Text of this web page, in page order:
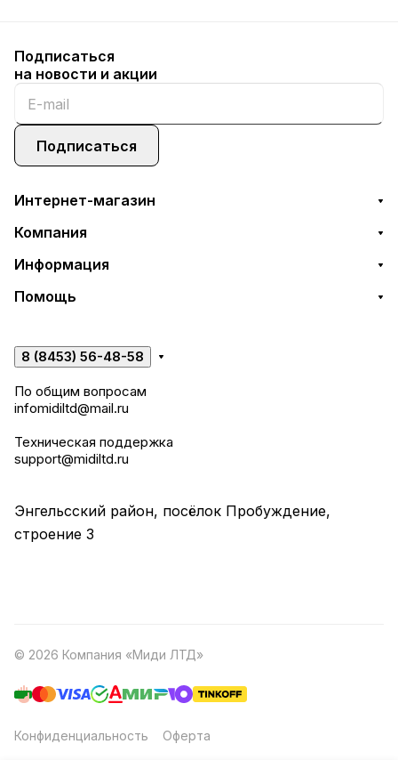
Подписаться
на новости и акции
Подписаться
Интернет-магазин
Компания
Информация
Помощь
8 (8453) 56-48-58
По общим вопросам
infomidiltd@mail.ru
Техническая поддержка
support@midiltd.ru
Энгельсский район, посёлок Пробуждение,
строение 3
© 2026 Компания «Миди ЛТД»
Конфиденциальность Оферта